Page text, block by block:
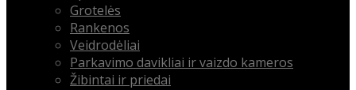
Grotelės
Rankenos
Veidrodėliai
Parkavimo davikliai ir vaizdo kameros
Žibintai ir priedai